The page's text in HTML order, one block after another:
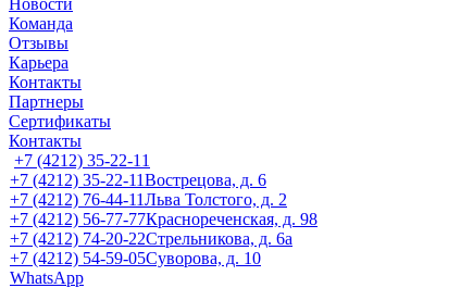
Новости
Команда
Отзывы
Карьера
Контакты
Партнеры
Сертификаты
Контакты
+7 (4212) 35-22-11
+7 (4212) 35-22-11Вострецова, д. 6
+7 (4212) 76-44-11Льва Толстого, д. 2
+7 (4212) 56-77-77Краснореченская, д. 98
+7 (4212) 74-20-22Стрельникова, д. 6а
+7 (4212) 54-59-05Суворова, д. 10
WhatsApp